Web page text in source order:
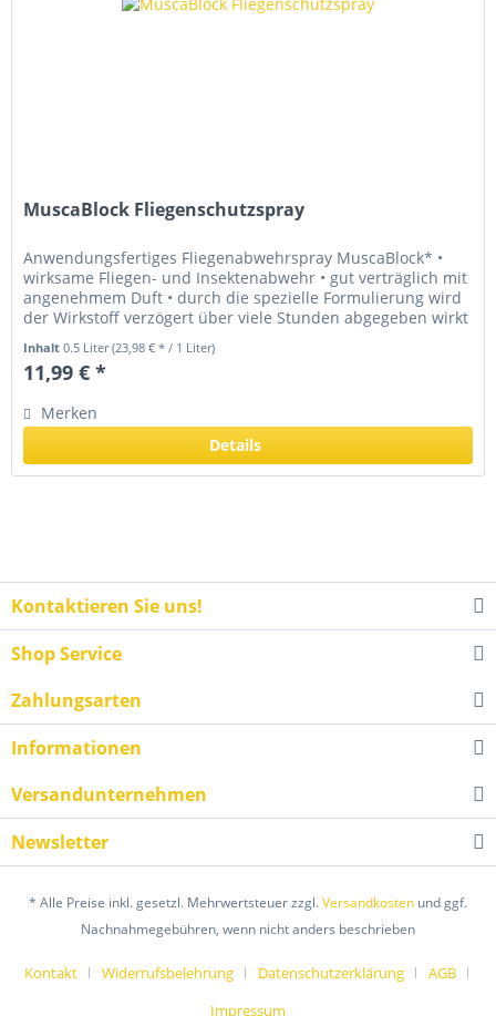
MuscaBlock Fliegenschutzspray
Anwendungsfertiges Fliegenabwehrspray MuscaBlock* •
wirksame Fliegen- und Insektenabwehr • gut verträglich mit
angenehmem Duft • durch die spezielle Formulierung wird
der Wirkstoff verzögert über viele Stunden abgegeben wirkt
Inhalt0.5 Liter(23,98 € * / 1 Liter)
11,99 € *
Merken
Details
Kontaktieren Sie uns!
Shop Service
Zahlungsarten
Informationen
Versandunternehmen
Newsletter
* Alle Preise inkl. gesetzl. Mehrwertsteuer zzgl.Versandkosten und ggf.
Nachnahmegebühren, wenn nicht anders beschrieben
Kontakt Widerrufsbelehrung Datenschutzerklärung
AGB
Impressum